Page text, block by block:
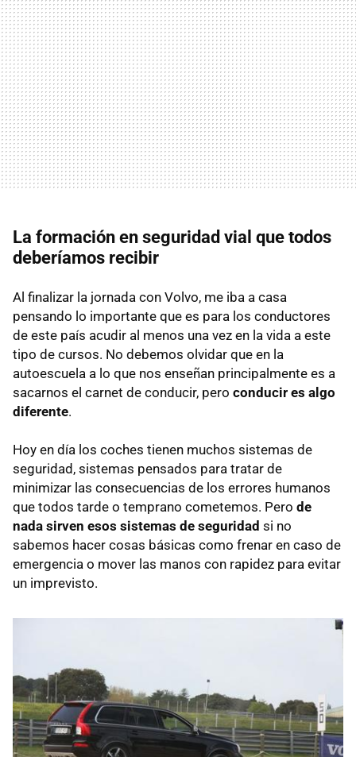
La formación en seguridad vial que todos
deberíamos recibir
Al finalizar la jornada con Volvo, me iba a casa
pensando lo importante que es para los conductores
de este país acudir al menos una vez en la vida a este
tipo de cursos. No debemos olvidar que en la
autoescuela a lo que nos enseñan principalmente es a
sacarnos el carnet de conducir, pero conducir es algo
diferente.
Hoy en día los coches tienen muchos sistemas de
seguridad, sistemas pensados para tratar de
minimizar las consecuencias de los errores humanos
que todos tarde o temprano cometemos. Pero de
nada sirven esos sistemas de seguridad si no
sabemos hacer cosas básicas como frenar en caso de
emergencia o mover las manos con rapidez para evitar
un imprevisto.